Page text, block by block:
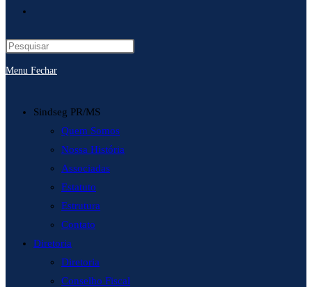
pesquisa
do
site
Menu Fechar
Sindseg PR/MS
Quem Somos
Nossa História
Associadas
Estatuto
Estrutura
Contato
Diretoria
Diretoria
Conselho Fiscal